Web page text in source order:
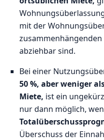
mit der
zusammenhängenden
abziehbar sind.
Bei einer
50 %, aber weniger
Miete, ist ein
nur dann möglich,
Überschuss der